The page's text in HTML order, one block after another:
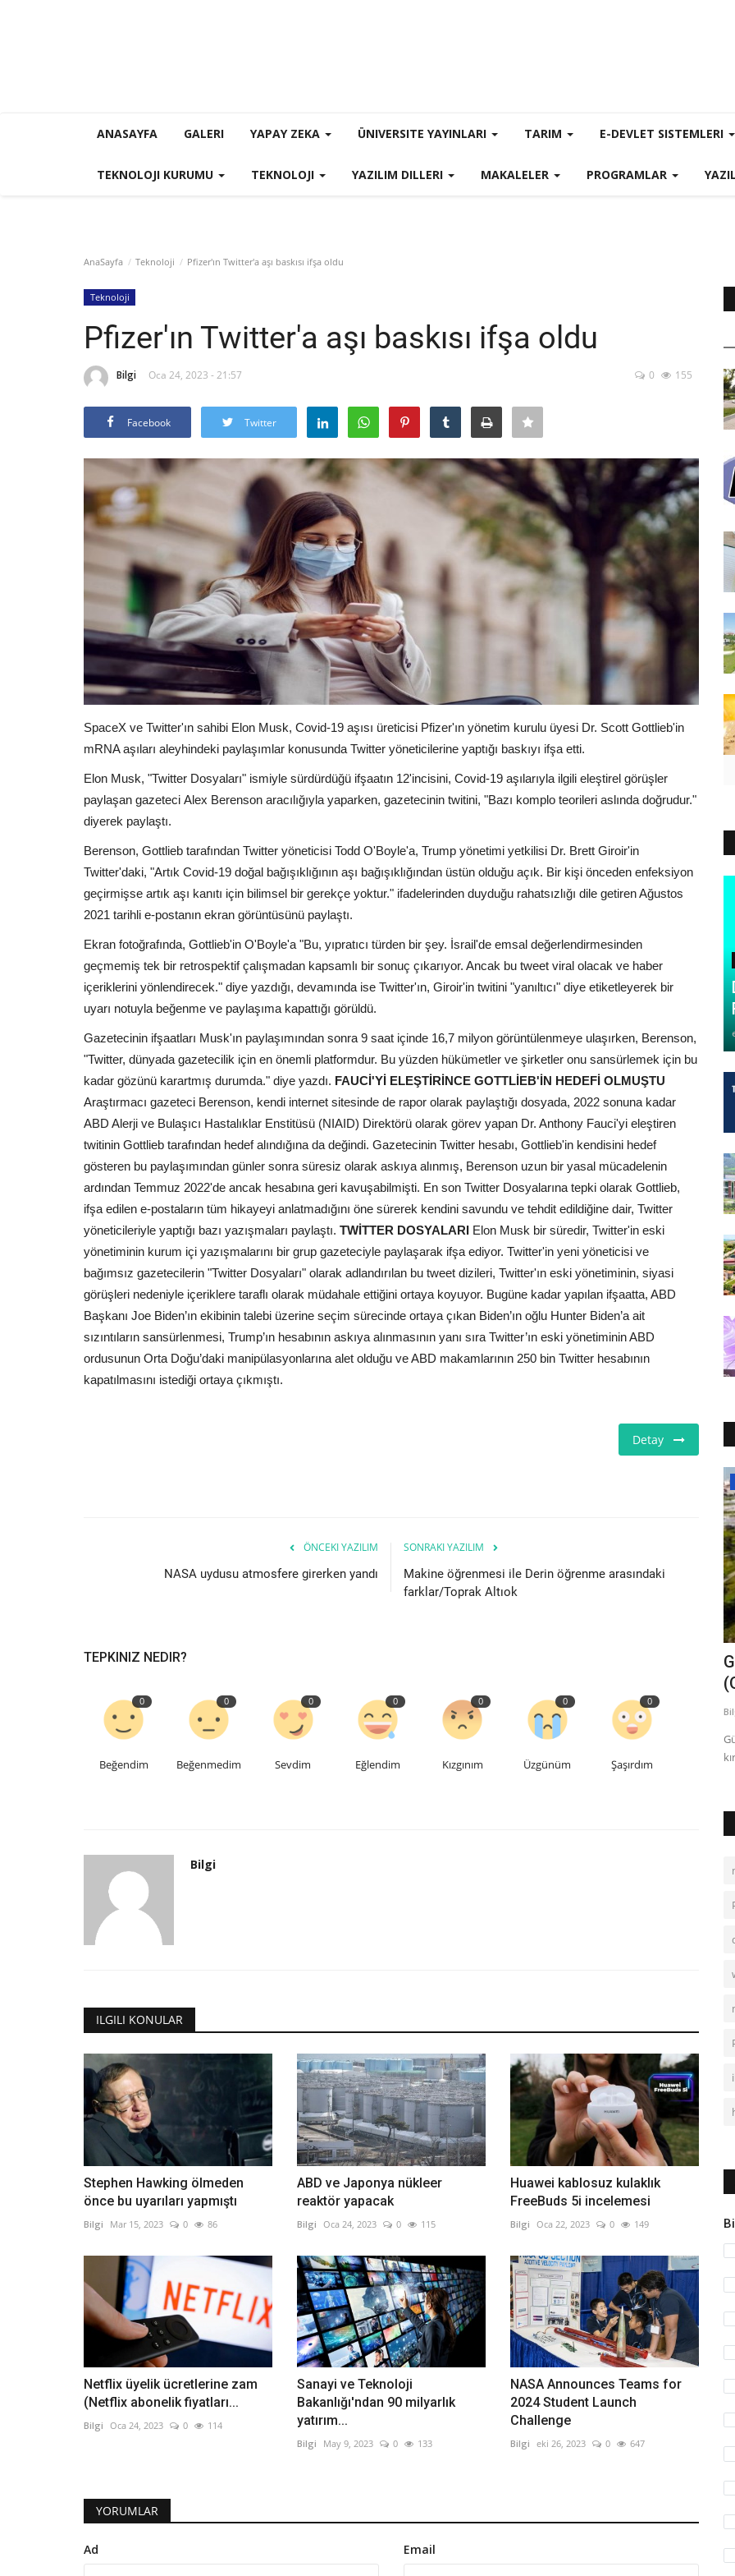
ANASAYFA GALERI YAPAY ZEKA ÜNIVERSITE YAYINLARI TARIM E-DEVLET SISTEMLERI
TEKNOLOJI KURUMU TEKNOLOJI YAZILIM DILLERI MAKALELER PROGRAMLAR
AnaSayfa Teknoloji Pfizer'ın Twitter'a aşı baskısı ifşa oldu
Teknoloji
Pfizer'ın Twitter'a aşı baskısı ifşa oldu
Bilgi Oca 24, 2023 - 21:57 0 155
Facebook Twitter
SpaceX ve Twitter'ın sahibi Elon Musk, Covid-19 aşısı üreticisi Pfizer'ın yönetim kurulu üyesi Dr. Scott Gottlieb'in
mRNA aşıları aleyhindeki paylaşımlar konusunda Twitter yöneticilerine yaptığı baskıyı ifşa etti.
Elon Musk, "Twitter Dosyaları" ismiyle sürdürdüğü ifşaatın 12'incisini, Covid-19 aşılarıyla ilgili eleştirel görüşler
paylaşan gazeteci Alex Berenson aracılığıyla yaparken, gazetecinin twitini, "Bazı komplo teorileri aslında doğrudur."
diyerek paylaştı.
Berenson, Gottlieb tarafından Twitter yöneticisi Todd O'Boyle'a, Trump yönetimi yetkilisi Dr. Brett Giroir'in
Twitter'daki, "Artık Covid-19 doğal bağışıklığının aşı bağışıklığından üstün olduğu açık. Bir kişi önceden enfeksiyon
geçirmişse artık aşı kanıtı için bilimsel bir gerekçe yoktur." ifadelerinden duyduğu rahatsızlığı dile getiren Ağustos
2021 tarihli e-postanın ekran görüntüsünü paylaştı.
Ekran fotoğrafında, Gottlieb'in O'Boyle'a "Bu, yıpratıcı türden bir şey. İsrail'de emsal değerlendirmesinden
geçmemiş tek bir retrospektif çalışmadan kapsamlı bir sonuç çıkarıyor. Ancak bu tweet viral olacak ve haber
içeriklerini yönlendirecek." diye yazdığı, devamında ise Twitter'ın, Giroir'in twitini "yanıltıcı" diye etiketleyerek bir
uyarı notuyla beğenme ve paylaşıma kapattığı görüldü.
Gazetecinin ifşaatları Musk'ın paylaşımından sonra 9 saat içinde 16,7 milyon görüntülenmeye ulaşırken, Berenson,
"Twitter, dünyada gazetecilik için en önemli platformdur. Bu yüzden hükümetler ve şirketler onu sansürlemek için bu
kadar gözünü karartmış durumda." diye yazdı. FAUCİ'Yİ ELEŞTİRİNCE GOTTLİEB'İN HEDEFİ OLMUŞTU
Araştırmacı gazeteci Berenson, kendi internet sitesinde de rapor olarak paylaştığı dosyada, 2022 sonuna kadar
ABD Alerji ve Bulaşıcı Hastalıklar Enstitüsü (NIAID) Direktörü olarak görev yapan Dr. Anthony Fauci'yi eleştiren
twitinin Gottlieb tarafından hedef alındığına da değindi. Gazetecinin Twitter hesabı, Gottlieb'in kendisini hedef
gösteren bu paylaşımından günler sonra süresiz olarak askıya alınmış, Berenson uzun bir yasal mücadelenin
ardından Temmuz 2022'de ancak hesabına geri kavuşabilmişti. En son Twitter Dosyalarına tepki olarak Gottlieb,
ifşa edilen e-postaların tüm hikayeyi anlatmadığını öne sürerek kendini savundu ve tehdit edildiğine dair, Twitter
yöneticileriyle yaptığı bazı yazışmaları paylaştı. TWİTTER DOSYALARI Elon Musk bir süredir, Twitter'in eski
yönetiminin kurum içi yazışmalarını bir grup gazeteciyle paylaşarak ifşa ediyor. Twitter'in yeni yöneticisi ve
bağımsız gazetecilerin "Twitter Dosyaları" olarak adlandırılan bu tweet dizileri, Twitter'ın eski yönetiminin, siyasi
görüşleri nedeniyle içeriklere taraflı olarak müdahale ettiğini ortaya koyuyor. Bugüne kadar yapılan ifşaatta, ABD
Başkanı Joe Biden’ın ekibinin talebi üzerine seçim sürecinde ortaya çıkan Biden’ın oğlu Hunter Biden’a ait
sızıntıların sansürlenmesi, Trump’ın hesabının askıya alınmasının yanı sıra Twitter’ın eski yönetiminin ABD
ordusunun Orta Doğu’daki manipülasyonlarına alet olduğu ve ABD makamlarının 250 bin Twitter hesabının
kapatılmasını istediği ortaya çıkmıştı.
Detay
ÖNCEKI YAZILIM
NASA uydusu atmosfere girerken yandı
SONRAKI YAZILIM
Makine öğrenmesi ile Derin öğrenme arasındaki
farklar/Toprak Altıok
TEPKINIZ NEDIR?
0
Beğendim
0
Beğenmedim
0
Sevdim
0
Eğlendim
0
Kızgınım
0
Üzgünüm
0
Şaşırdım
Bilgi
ILGILI KONULAR
Stephen Hawking ölmeden
önce bu uyarıları yapmıştı
Bilgi Mar 15, 2023 0 86
ABD ve Japonya nükleer
reaktör yapacak
Bilgi Oca 24, 2023 0 115
Huawei kablosuz kulaklık
FreeBuds 5i incelemesi
Bilgi Oca 22, 2023 0 149
Netflix üyelik ücretlerine zam
(Netflix abonelik fiyatları...
Bilgi Oca 24, 2023 0 114
Sanayi ve Teknoloji
Bakanlığı'ndan 90 milyarlık
yatırım...
Bilgi May 9, 2023 0 133
NASA Announces Teams for
2024 Student Launch
Challenge
Bilgi eki 26, 2023 0 647
YORUMLAR
Ad Email
RASBERRY_PI
RASBERRY_PI Bilgi Kas 20, 2023 0 520
Combination of searches for invisible decays of the Higgs
boson using 139 fb-1 of...